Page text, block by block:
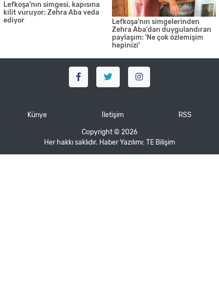
Lefkoşa'nın simgesi, kapısına
kilit vuruyor: Zehra Aba veda
ediyor
Lefkoşa'nın simgelerinden
Zehra Aba'dan duygulandıran
paylaşım: 'Ne çok özlemişim
hepinizi'
Künye İletişim RSS
Copyright © 2026
Her hakkı saklıdır. Haber Yazılımı: TE Bilişim